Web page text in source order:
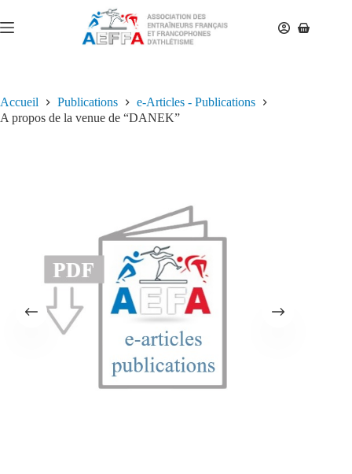
Accueil Publications
e-Articles - Publications
A propos de la venue de “DANEK”